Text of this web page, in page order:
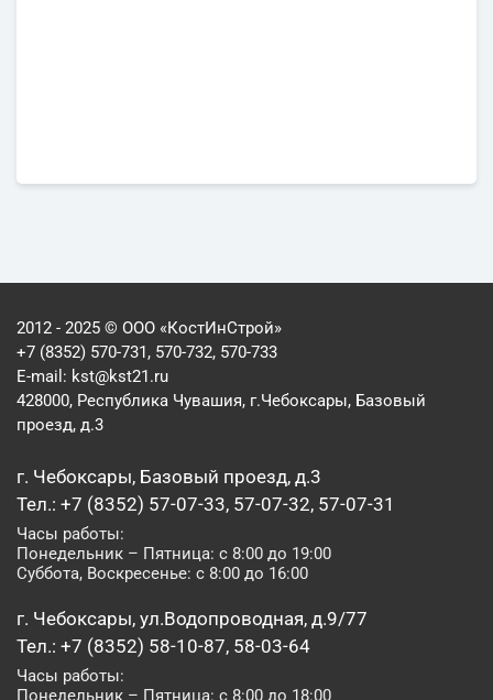
2012 - 2025 © ООО «КостИнСтрой»
+7 (8352) 570-731, 570-732, 570-733
E-mail: kst@kst21.ru
428000, Республика Чувашия, г.Чебоксары, Базовый
проезд, д.3
г. Чебоксары, Базовый проезд, д.3
Тел.: +7 (8352) 57-07-33, 57-07-32, 57-07-31
Часы работы:
Понедельник – Пятница: с 8:00 до 19:00
Суббота, Воскресенье: с 8:00 до 16:00
г. Чебоксары, ул.Водопроводная, д.9/77
Тел.: +7 (8352) 58-10-87, 58-03-64
Часы работы:
Понедельник – Пятница: с 8:00 до 18:00